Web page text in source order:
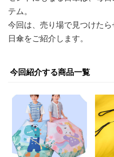
テム。
今回は、売り場で見つけた
日傘をご紹介します。
今回紹介する商品一覧